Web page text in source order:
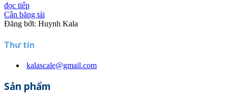
đọc tiếp
Cân băng tải
Đăng bởi: Huynh Kala
Thư tín
kalascale@gmail.com
Sản phẩm